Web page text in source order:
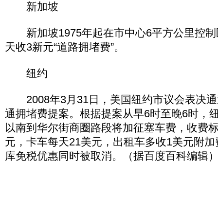
新加坡
新加坡1975年起在市中心6平方公里控制
天收3新元“道路拥堵费”。
纽约
2008年3月31日，美国纽约市议会表决通
通拥堵费提案。根据提案从早6时至晚6时，
以南到华尔街商圈路段将加征塞车费，收费
元，卡车每天21美元，出租车多收1美元附
库免税优惠同时被取消。（据百度百科编辑